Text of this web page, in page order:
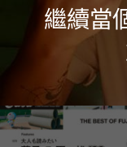
繼續當